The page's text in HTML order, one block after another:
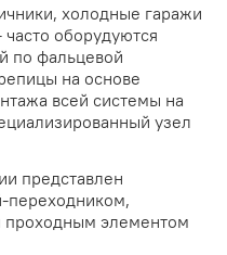
холодные гаражи
оборудуются
по фальцевой
на основе
всей системы на
узел
представлен
переходником,
проходным элементом